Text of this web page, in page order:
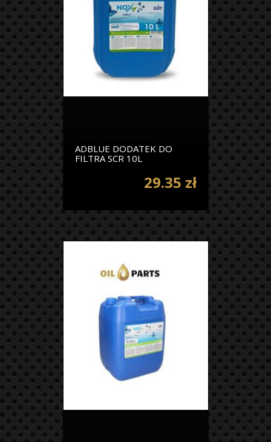
ADBLUE DODATEK DO
FILTRA SCR 10L
29.35 zł